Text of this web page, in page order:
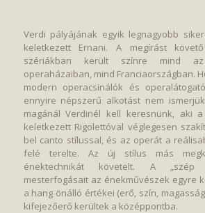
Verdi pályájának egyik legnagyobb
keletkezett Ernani. A megírást
szériákban került színre mind
operaházaiban, mind Franciaországban.
modern operacsinálók és
ennyire népszerű alkotást nem
magánál Verdinél kell keresnünk, aki
keletkezett Rigolettóval véglegesen
bel canto stílussal, és az operát a
felé terelte. Az új stílus más
énektechnikát követelt. A „szép
mesterfogásait az énekművészek egyre
a hang önálló értékei (erő, szín,
kifejezőerő kerültek a középpontba.